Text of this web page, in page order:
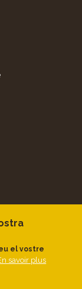
el vostre
savoir plus